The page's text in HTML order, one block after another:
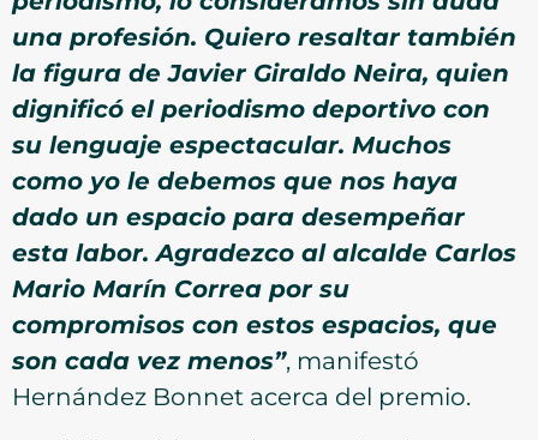
una profesión. Quiero resaltar también
la figura de Javier Giraldo Neira, quien
dignificó el periodismo deportivo con
su lenguaje espectacular. Muchos
como yo le debemos que nos haya
dado un espacio para desempeñar
esta labor. Agradezco al alcalde Carlos
Mario Marín Correa por su
compromisos con estos espacios, que
son cada vez menos”, manifestó
Hernández Bonnet acerca del premio.